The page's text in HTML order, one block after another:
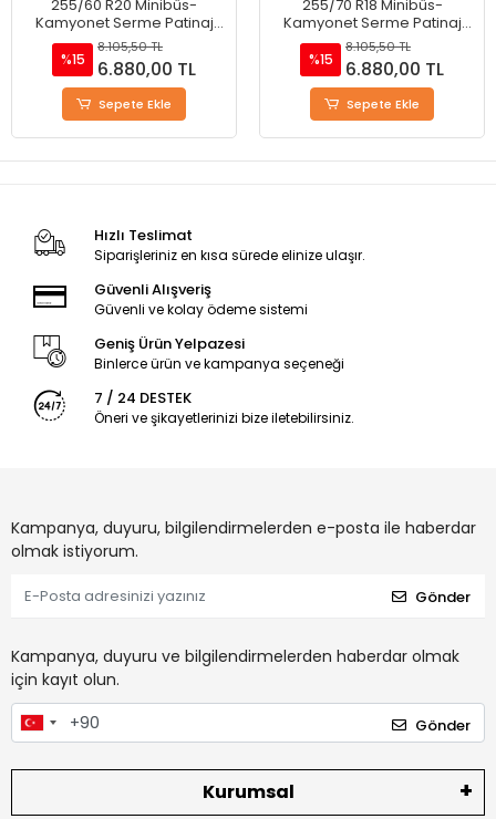
255/60 R20 Minibüs-
Kamyonet Serme Patinaj
Zinciri - M220
%15
8.105,50 TL
6.880,00 TL
Sepete Ekle
255/70 R18 Minibüs-
Kamyonet Serme Patinaj
Zinciri - M220
%15
8.105,50 TL
6.880,00 TL
Sepete Ekle
Hızlı Teslimat
Siparişleriniz en kısa sürede elinize ulaşır.
Güvenli Alışveriş
Güvenli ve kolay ödeme sistemi
Geniş Ürün Yelpazesi
Binlerce ürün ve kampanya seçeneği
7 / 24 DESTEK
Öneri ve şikayetlerinizi bize iletebilirsiniz.
Kampanya, duyuru, bilgilendirmelerden e-posta ile haberdar
olmak istiyorum.
Gönder
Kampanya, duyuru ve bilgilendirmelerden haberdar olmak
için kayıt olun.
Gönder
Kurumsal